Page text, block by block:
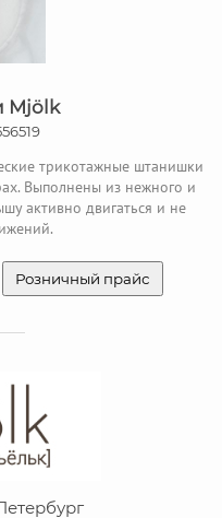
Mjölk
трикотажные штанишки
Выполнены из нежного и
активно двигаться и не
Розничный прайс